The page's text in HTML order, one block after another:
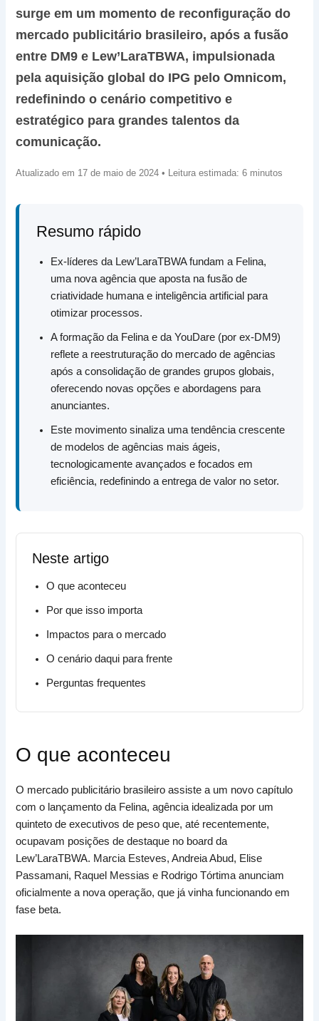
surge em um momento de reconfiguração do
mercado publicitário brasileiro, após a fusão
entre DM9 e Lew’LaraTBWA, impulsionada
pela aquisição global do IPG pelo Omnicom,
redefinindo o cenário competitivo e
estratégico para grandes talentos da
comunicação.
Atualizado em 17 de maio de 2024 • Leitura estimada: 6 minutos
Resumo rápido
Ex-líderes da Lew’LaraTBWA fundam a Felina,
uma nova agência que aposta na fusão de
criatividade humana e inteligência artificial para
otimizar processos.
A formação da Felina e da YouDare (por ex-DM9)
reflete a reestruturação do mercado de agências
após a consolidação de grandes grupos globais,
oferecendo novas opções e abordagens para
anunciantes.
Este movimento sinaliza uma tendência crescente
de modelos de agências mais ágeis,
tecnologicamente avançados e focados em
eficiência, redefinindo a entrega de valor no setor.
Neste artigo
O que aconteceu
Por que isso importa
Impactos para o mercado
O cenário daqui para frente
Perguntas frequentes
O que aconteceu
O mercado publicitário brasileiro assiste a um novo capítulo
com o lançamento da Felina, agência idealizada por um
quinteto de executivos de peso que, até recentemente,
ocupavam posições de destaque no board da
Lew’LaraTBWA. Marcia Esteves, Andreia Abud, Elise
Passamani, Raquel Messias e Rodrigo Tórtima anunciam
oficialmente a nova operação, que já vinha funcionando em
fase beta.